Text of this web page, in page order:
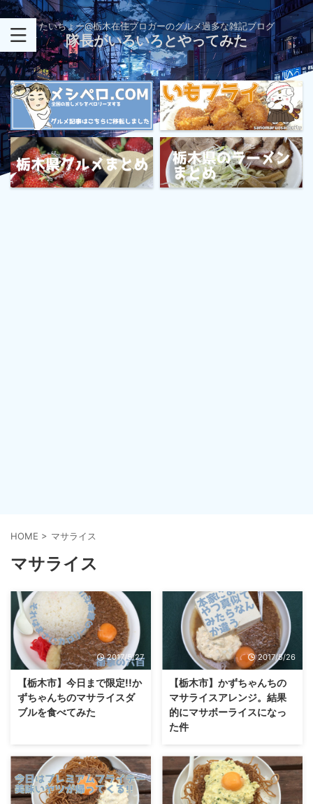
たいちょー@栃木在住ブロガーのグルメ過多な雑記ブログ
隊長がいろいろとやってみた
HOME > マサライス
マサライス
2017/5/27
【栃木市】今日まで限定!!か
ずちゃんちのマサライスダ
ブルを食べてみた
2017/5/26
【栃木市】かずちゃんちの
マサライスアレンジ。結果
的にマサボーライスになっ
た件